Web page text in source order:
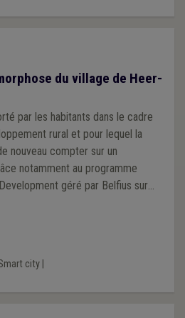
du village de Heer-
par les habitants dans le cadre
rural et pour lequel la
nouveau compter sur un
notamment au programme
géré par Belfius sur
city|